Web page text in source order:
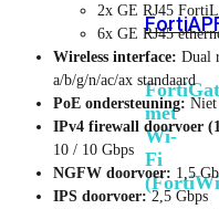
FortiAP
met
Wi-
Fi
2x GE RJ45
6x GE RJ45
Wireless interface: Dual
a/b/g/n/ac/ax standaard
PoE ondersteuning: Niet
IPv4 firewall doorvoer
10 / 10 Gbps
NGFW doorvoer: 1,5
IPS doorvoer:2,5 Gbps